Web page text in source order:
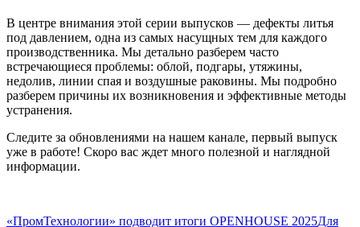
В центре внимания этой серии выпусков — дефекты литья
под давлением, одна из самых насущных тем для каждого
производственника. Мы детально разберем часто
встречающиеся проблемы: облой, подгары, утяжины,
недолив, линии спая и воздушные раковины. Мы подробно
разберем причины их возникновения и эффективные методы
устранения.
Следите за обновлениями на нашем канале, первый выпуск
уже в работе! Скоро вас ждет много полезной и наглядной
информации.
«ПромТехнологии» подводит итоги OPENHOUSE 2025Для